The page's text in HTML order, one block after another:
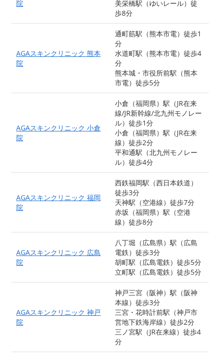
院
美栄橋駅（ゆいレール）徒
歩8分
AGAスキンクリニック 熊本
院
通町筋駅（熊本市電）徒歩1
分
水道町駅（熊本市電）徒歩4
分
熊本城・市役所前駅（熊本
市電）徒歩5分
AGAスキンクリニック 小倉
院
小倉（福岡県）駅（JR在来
線/JR新幹線/北九州モノレー
ル）徒歩1分
小倉（福岡県）駅（JR在来
線）徒歩2分
平和通駅（北九州モノレー
ル）徒歩4分
AGAスキンクリニック 福岡
院
西鉄福岡駅（西日本鉄道）
徒歩3分
天神駅（空港線）徒歩7分
赤坂（福岡県）駅（空港
線）徒歩8分
AGAスキンクリニック 広島
院
八丁堀（広島県）駅（広島
電鉄）徒歩3分
胡町駅（広島電鉄）徒歩5分
立町駅（広島電鉄）徒歩5分
AGAスキンクリニック 神戸
院
神戸三宮（阪神）駅（阪神
本線）徒歩3分
三宮・花時計前駅（神戸市
営地下鉄海岸線）徒歩2分
三ノ宮駅（JR在来線）徒歩4
分